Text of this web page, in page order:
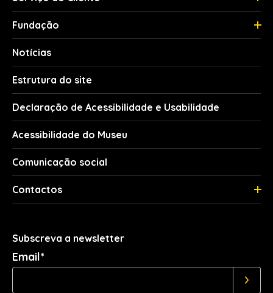
Fundação
Notícias
Estrutura do site
Declaração de Acessibilidade e Usabilidade
Acessibilidade do Museu
Comunicação social
Contactos
Subscreva a newsletter
Email*